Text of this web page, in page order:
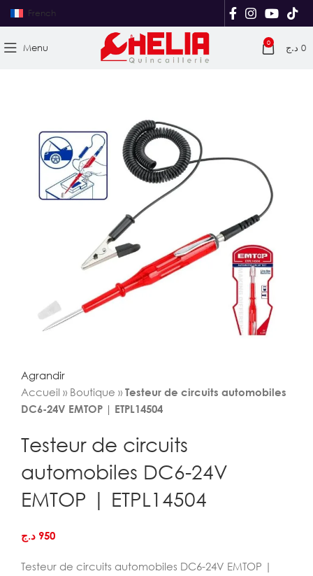
French
Menu 0 0 د.ج
Agrandir
Accueil » Boutique » Testeur de circuits automobiles
DC6-24V EMTOP | ETPL14504
Testeur de circuits
automobiles DC6-24V
EMTOP | ETPL14504
950 د.ج
Testeur de circuits automobiles DC6-24V EMTOP |